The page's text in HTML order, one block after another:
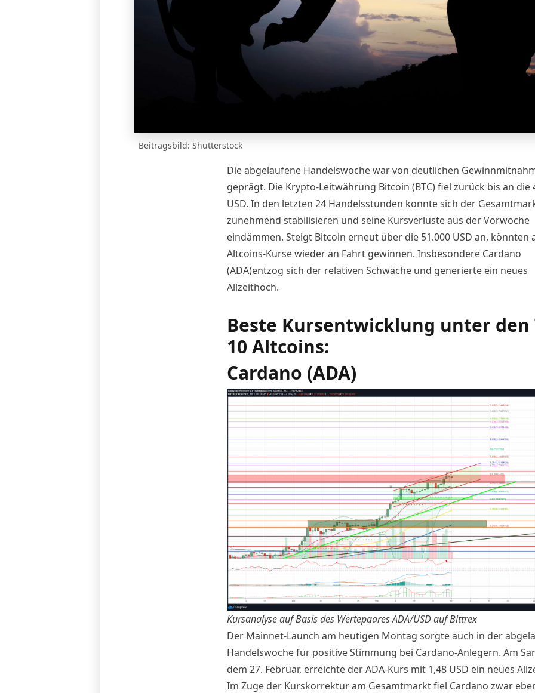
Beitragsbild: Shutterstock
Die abgelaufene Handelswoche war von deutlichen
geprägt. Die Krypto-Leitwährung Bitcoin (BTC) fiel zurück bis an die
USD. In den letzten 24 Handelsstunden konnte sich der
zunehmend stabilisieren und seine Kursverluste aus der Vorwoche
eindämmen. Steigt Bitcoin erneut über die 51.000 USD an, könnten
Altcoins-Kurse wieder an Fahrt gewinnen. Insbesondere Cardano
(ADA)entzog sich der relativen Schwäche und generierte ein neues
Allzeithoch.
Beste Kursentwicklung unter den
10 Altcoins:
Cardano (ADA)
Kursanalyse auf Basis des WertepaaresADA/USD auf Bittrex
Der Mainnet-Launch am heutigen Montag sorgte auch in der
Handelswoche für positive Stimmung bei Cardano-Anlegern. Am
dem 27. Februar, erreichte derADA-Kurs mit 1,48 USD ein neues
Im Zuge der Kurskorrektur am Gesamtmarkt fiel Cardano zwar